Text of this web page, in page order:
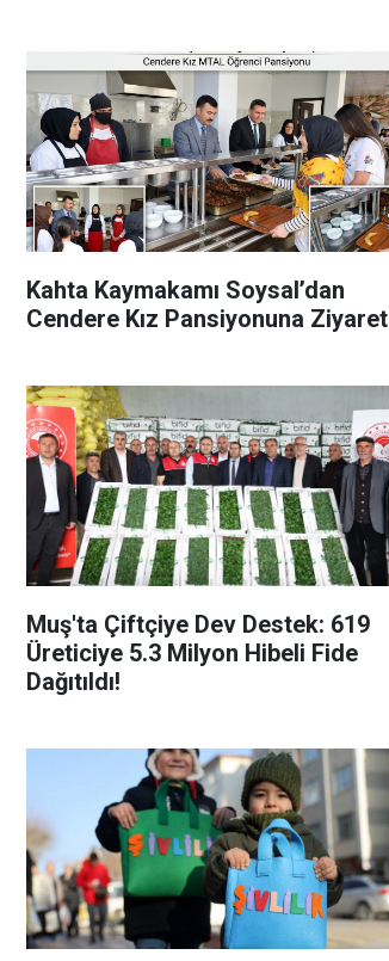
Kahta Kaymakamı Soysal’dan
Cendere Kız Pansiyonuna Ziyaret
Muş'ta Çiftçiye Dev Destek: 619
Üreticiye 5.3 Milyon Hibeli Fide
Dağıtıldı!